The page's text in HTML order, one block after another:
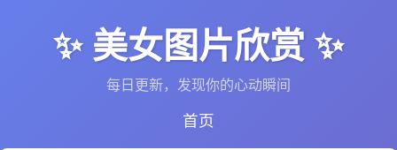
✨ 美女图片欣赏 ✨
每日更新，发现你的心动瞬间
首页